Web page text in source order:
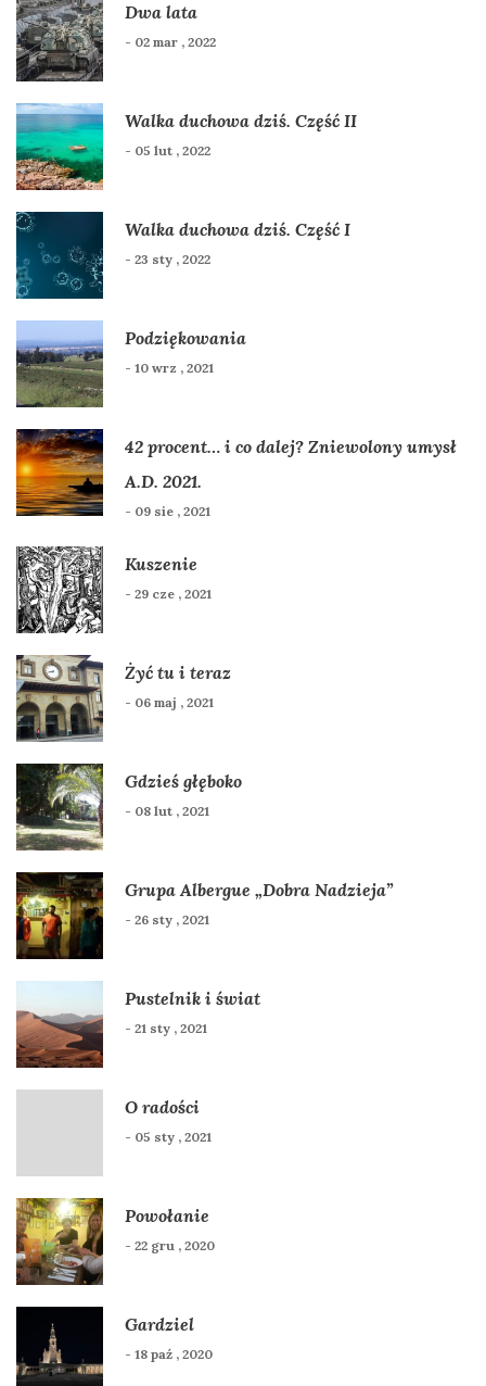
Dwa lata
- 02 mar , 2022
Walka duchowa dziś. Część II
- 05 lut , 2022
Walka duchowa dziś. Część I
- 23 sty , 2022
Podziękowania
- 10 wrz , 2021
42 procent… i co dalej? Zniewolony umysł
A.D. 2021.
- 09 sie , 2021
Kuszenie
- 29 cze , 2021
Żyć tu i teraz
- 06 maj , 2021
Gdzieś głęboko
- 08 lut , 2021
Grupa Albergue „Dobra Nadzieja”
- 26 sty , 2021
Pustelnik i świat
- 21 sty , 2021
O radości
- 05 sty , 2021
Powołanie
- 22 gru , 2020
Gardziel
- 18 paź , 2020